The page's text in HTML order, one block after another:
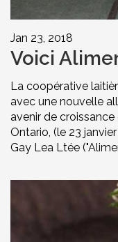
Jan 23, 2018
Voici
La coopérative
avec une nouvelle
avenir de
Ontario, (le 23
Gay Lea Ltée